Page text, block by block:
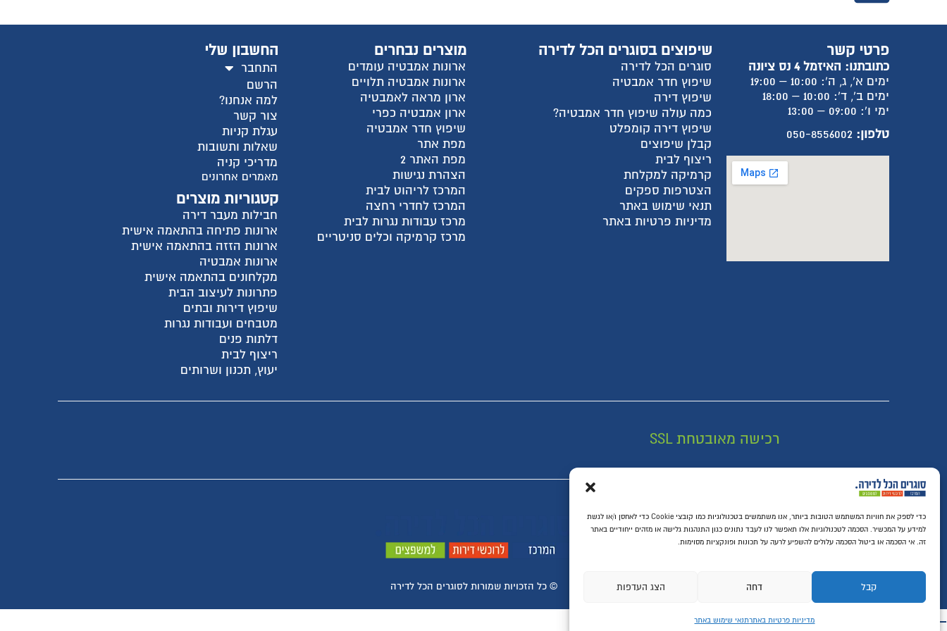
כדי לספק את חוויות המשתמש הטובות ביותר, אנו משתמשים בטכנולוגיות כמו קובצי Cookie כדי לאחסן ו/או לגשת
למידע על המכשיר. הסכמה לטכנולוגיות אלו תאפשר לנו לעבד נתונים כגון התנהגות גלישה או מזהים ייחודיים באתר
זה. אי הסכמה או ביטול הסכמה עלולים להשפיע לרעה על תכונות ופונקציות מסוימות.
קבל דחה הצג העדפות
מדיניות פרטיות באתרתנאי שימוש באתר
פרטי קשר
כתובתנו: האיזמל 4 נס ציונה
ימים א', ג, ה': 10:00 – 19:00
ימים ב', ד': 10:00 – 18:00
ימי ו': 09:00 – 13:00
טלפון: 050-8556002
שיפוצים בסוגרים הכל לדירה
סוגרים הכל לדירה
שיפוץ חדר אמבטיה
שיפוץ דירה
כמה עולה שיפוץ חדר אמבטיה?
שיפוץ דירה קומפלט
קבלן שיפוצים
ריצוף לבית
קרמיקה למקלחת
הצטרפות ספקים
תנאי שימוש באתר
מדיניות פרטיות באתר
מוצרים נבחרים
ארונות אמבטיה עומדים
ארונות אמבטיה תלויים
ארון מראה לאמבטיה
ארון אמבטיה כפרי
שיפוץ חדר אמבטיה
מפת אתר
מפת האתר 2
הצהרת נגישות
המרכז לריהוט לבית
המרכז לחדרי רחצה
מרכז עבודות נגרות לבית
מרכז קרמיקה וכלים סניטריים
החשבון שלי
התחבר
הרשם
למה אנחנו?
צור קשר
עגלת קניות
שאלות ותשובות
מדריכי קניה
מאמרים אחרונים
קטגוריות מוצרים
חבילות מעבר דירה
ארונות פתיחה בהתאמה אישית
ארונות הזזה בהתאמה אישית
ארונות אמבטיה
מקלחונים בהתאמה אישית
פתרונות לעיצוב הבית
שיפוץ דירות ובתים
מטבחים ועבודות נגרות
דלתות פנים
ריצוף לבית
יעוץ, תכנון ושרותים
רכישה מאובטחת SSL
© ​כל הזכויות שמורות לסוגרים הכל לדירה